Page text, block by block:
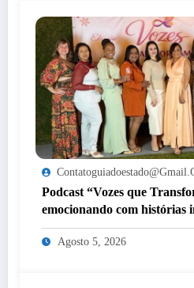
Podcast “Vozes que
emocionando com histórias
mulheres de Itaperuna
Agosto 5, 2026